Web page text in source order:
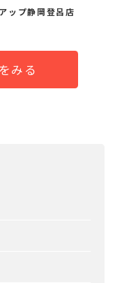
ップ静岡登呂店
みる